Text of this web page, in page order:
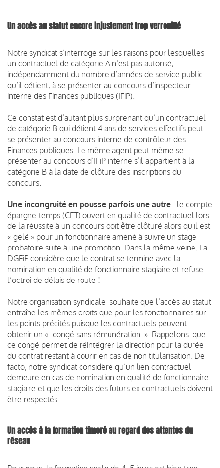
Un accès au statut encore injustement trop verrouillé
Notre syndicat s’interroge sur les raisons pour lesquelles
un contractuel de catégorie A n’est pas autorisé,
indépendamment du nombre d’années de service public
qu’il détient, à se présenter au concours d’inspecteur
interne des Finances publiques (IFiP).
Ce constat est d’autant plus surprenant qu‘un contractuel
de catégorie B qui détient 4 ans de services effectifs peut
se présenter au concours interne de contrôleur des
Finances publiques. Le même agent peut même se
présenter au concours d’IFiP interne s’il appartient à la
catégorie B à la date de clôture des inscriptions du
concours.
Une incongruité en pousse parfois une autre : le compte
épargne-temps (CET) ouvert en qualité de contractuel lors
de la réussite à un concours doit être clôturé alors qu’il est
« gelé » pour un fonctionnaire amené à suivre un stage
probatoire suite à une promotion. Dans la même veine, La
DGFiP considère que le contrat se termine avec la
nomination en qualité de fonctionnaire stagiaire et refuse
l’octroi de délais de route !
Notre organisation syndicale souhaite que l’accès au statut
entraîne les mêmes droits que pour les fonctionnaires sur
les points précités puisque les contractuels peuvent
obtenir un « congé sans rémunération ». Rappelons que
ce congé permet de réintégrer la direction pour la durée
du contrat restant à courir en cas de non titularisation. De
facto, notre syndicat considère qu’un lien contractuel
demeure en cas de nomination en qualité de fonctionnaire
stagiaire et que les droits des futurs ex contractuels doivent
être respectés.
Un accès à la formation timoré au regard des attentes du
réseau